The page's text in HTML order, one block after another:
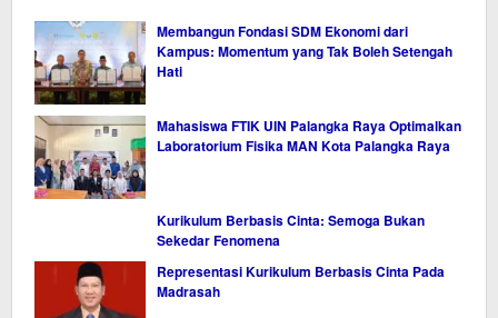
Membangun Fondasi SDM Ekonomi dari
Kampus: Momentum yang Tak Boleh Setengah
Hati
Mahasiswa FTIK UIN Palangka Raya Optimalkan
Laboratorium Fisika MAN Kota Palangka Raya
Kurikulum Berbasis Cinta: Semoga Bukan
Sekedar Fenomena
Representasi Kurikulum Berbasis Cinta Pada
Madrasah